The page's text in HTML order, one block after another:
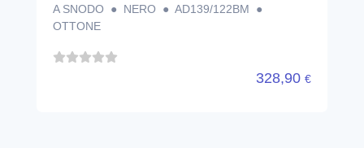
A SNODO ● NERO ● AD139/122BM ●
OTTONE
328,90 €